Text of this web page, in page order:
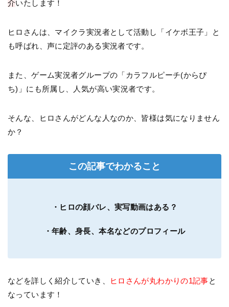
介いたします！
ヒロさんは、マイクラ実況者として活動し「イケボ王子」と
も呼ばれ、声に定評のある実況者です。
また、ゲーム実況者グループの「カラフルピーチ(からぴ
ち)」にも所属し、人気が高い実況者です。
そんな、ヒロさんがどんな人なのか、皆様は気になりません
か？
この記事でわかること
・ヒロの顔バレ、実写動画はある？
・年齢、身長、本名などのプロフィール
などを詳しく紹介していき、 ヒロさんが丸わかりの1記事と
なっています！